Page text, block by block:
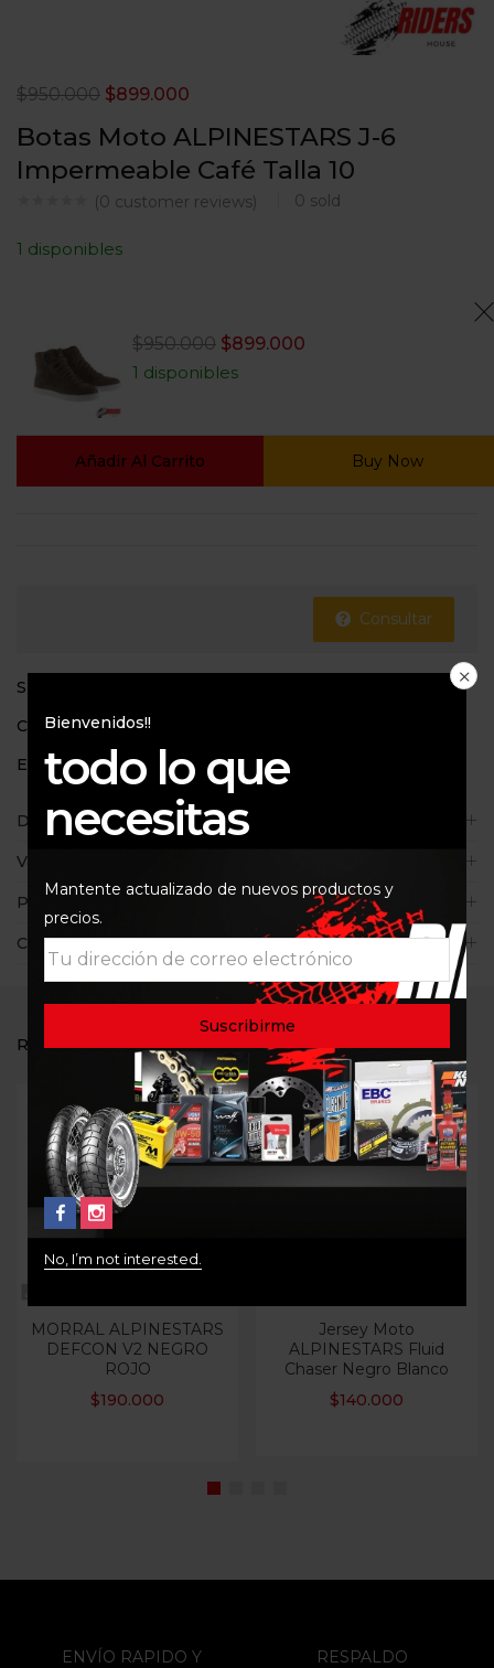
Botas Moto ALPINESTARS J-6
Impermeable Café Talla 10
(0 customer reviews) 0 sold
$950.000 $899.000
1 disponibles
$950.000 $899.000
1 disponibles
Añadir Al Carrito Buy Now
Consultar
SKU:
Categoría: Ropa y Accesorios
Etiquetas: Alpinestar,Lifestyle
Descripción
Valoraciones (0)
Políticas de la tienda
Consultas
RELATED PRODUCTS
Out Of Stock
MORRAL ALPINESTARS
DEFCON V2 NEGRO
ROJO
$190.000
Jersey Moto
ALPINESTARS Fluid
Chaser Negro Blanco
$140.000
Bienvenidos!!
todo lo que
necesitas
Mantente actualizado de nuevos productos y
precios.
No, I’m not interested.
ENVÍO RAPIDO Y
RESPALDO